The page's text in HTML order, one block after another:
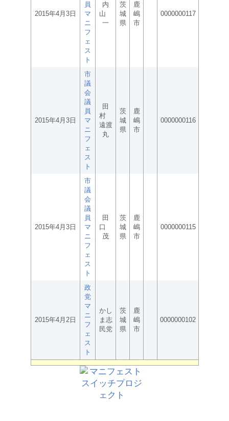
2015年4月3日
員
マ
ニ
フ
ェ
ス
ト
内
山
一
茨
城
県
鹿
嶋
市
0000000117
2015年4月3日
市
議
会
議
員
マ
ニ
フ
ェ
ス
ト
田
村
遠渡
丸
茨
城
県
鹿
嶋
市
0000000116
2015年4月3日
市
議
会
議
員
マ
ニ
フ
ェ
ス
ト
田
口
茂
茨
城
県
鹿
嶋
市
0000000115
2015年4月2日
政
党
マ
ニ
フ
ェ
ス
ト
かし
ま志
民党
茨
城
県
鹿
嶋
市
0000000102